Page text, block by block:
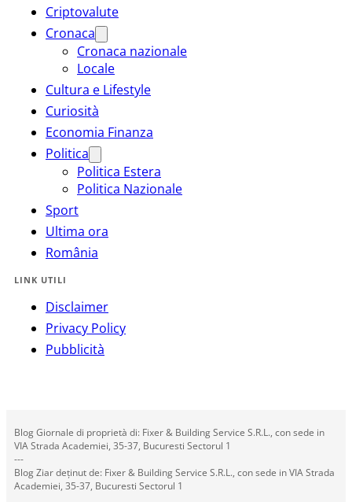
Criptovalute
Cronaca
Cronaca nazionale
Locale
Cultura e Lifestyle
Curiosità
Economia Finanza
Politica
Politica Estera
Politica Nazionale
Sport
Ultima ora
România
LINK UTILI
Disclaimer
Privacy Policy
Pubblicità
Blog Giornale di proprietà di: Fixer & Building Service S.R.L., con sede in
VIA Strada Academiei, 35-37, Bucuresti Sectorul 1
---
Blog Ziar deținut de: Fixer & Building Service S.R.L., con sede in VIA Strada
Academiei, 35-37, Bucuresti Sectorul 1